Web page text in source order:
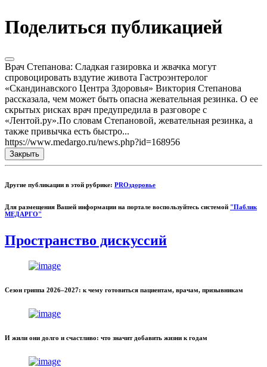
Поделиться публикацией
Врач Степанова: Сладкая газировка и жвачка могут
спровоцировать вздутие живота Гастроэнтеролог
«Скандинавского Центра Здоровья» Виктория Степанова
рассказала, чем может быть опасна жевательная резинка. О ее
скрытых рисках врач предупредила в разговоре с
«Лентой.ру».По словам Степановой, жевательная резинка, а
также привычка есть быстро...
https://www.medargo.ru/news.php?id=168956
Закрыть
Другие публикации в этой рубрике: PROздоровье
Для размещения Вашей информации на портале воспользуйтесь системой "Паблик
МЕДАРГО"
Пространство дискуссий
Сезон гриппа 2026–2027: к чему готовиться пациентам, врачам, призывникам
И жили они долго и счастливо: что значит добавить жизни к годам